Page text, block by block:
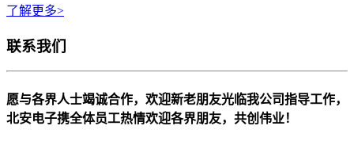
了解更多>
联系我们
愿与各界人士竭诚合作，欢迎新老朋友光临我公司指导工作，
北安电子携全体员工热情欢迎各界朋友，共创伟业！